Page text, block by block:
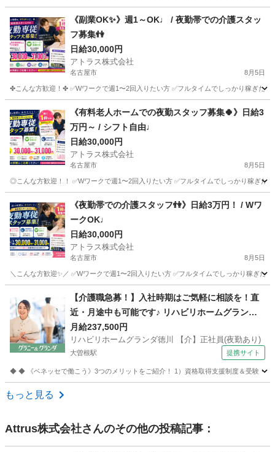
介護
《副業OK✨》週1～OK♩ / 夜勤帯での介護スタッ
フ募集👫
日給30,000円
アトラス株式会社
名古屋市 8月5日
✤こんな方歓迎！✤ ✅Wワークで週1〜2回入りたい方 ✅フルタイムでしっかり稼ぎた
介護 スタッフ
《有料老人ホームでの夜勤スタッフ募集🍀》日給3
万円～ / シフト自由♩
日給30,000円
アトラス株式会社
名古屋市 8月5日
◎こんな方歓迎！！ ✅Wワークで週1〜2回入りたい方 ✅フルタイムでしっかり稼ぎ
介護 スタッフ
《夜勤帯での介護スタッフ👫》日給3万円！ / Wワ
ークOK♩
日給30,000円
アトラス株式会社
名古屋市 8月5日
＼こんな方歓迎✨／ ✅Wワークで週1〜2回入りたい方 ✅フルタイムでしっかり稼ぎ
介護 スタッフ
【介護職急募！】入社時期はご気軽に相談を！直
近・月途中も可能です♪ リハビリホームグランダ
徳川 【介】正社員(夜勤あり) 老人介護施設スタッ
フ
月給237,500円
リハビリホームグランダ徳川 【介】正社員(夜勤あり)
大曽根駅 提携サイト
◆ ◆ 《ベネッセで働こう》3つのメリットをご紹介！ 1）資格取得支援制度＆受験・
愛知 名古屋市
もっと見る
Attrus株式会社さんのその他の投稿記事：